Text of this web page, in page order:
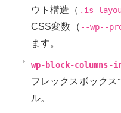
ウト構造（ .is-
CSS変数（ --wp--
ます。
wp-block-columns-
フレックスボックス
ル。